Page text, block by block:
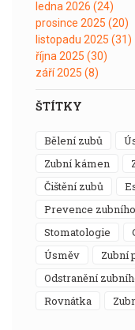
ledna 2026 (24)
prosince 2025 (20)
listopadu 2025 (31)
října 2025 (30)
září 2025 (8)
ŠTÍTKY
bělení zubů
zubní kámen
čištění zubů
prevence
stomatologie
úsměv
zubní
odstranění
rovnátka